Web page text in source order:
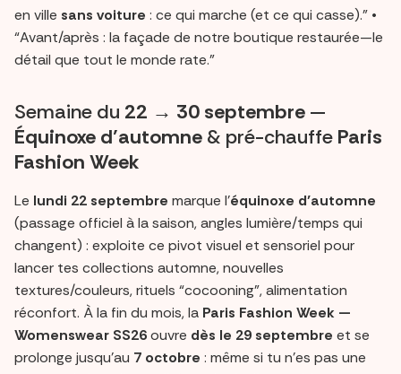
en ville sans voiture : ce qui marche (et ce qui casse).” •
“Avant/après : la façade de notre boutique restaurée—le
détail que tout le monde rate.”
Semaine du 22 → 30 septembre —
Équinoxe d’automne & pré-chauffe Paris
Fashion Week
Le lundi 22 septembre marque l’équinoxe d’automne
(passage officiel à la saison, angles lumière/temps qui
changent) : exploite ce pivot visuel et sensoriel pour
lancer tes collections automne, nouvelles
textures/couleurs, rituels “cocooning”, alimentation
réconfort. À la fin du mois, la Paris Fashion Week —
Womenswear SS26ouvre dès le 29 septembre et se
prolonge jusqu’au 7 octobre : même si tu n’es pas une